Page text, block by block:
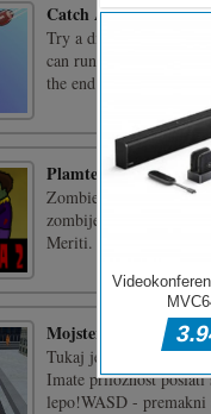
Catch And Shoot
Try a different game of
can run with the ball
the end. To circumvent
Plamteča Zombooka 2
Zombie bazooking se
zombijev in izbiro
Meriti. Streljaj.
Mojster simulacije
Tukaj je simulacijska
Imate priložnost
lepo!WASD - premakni